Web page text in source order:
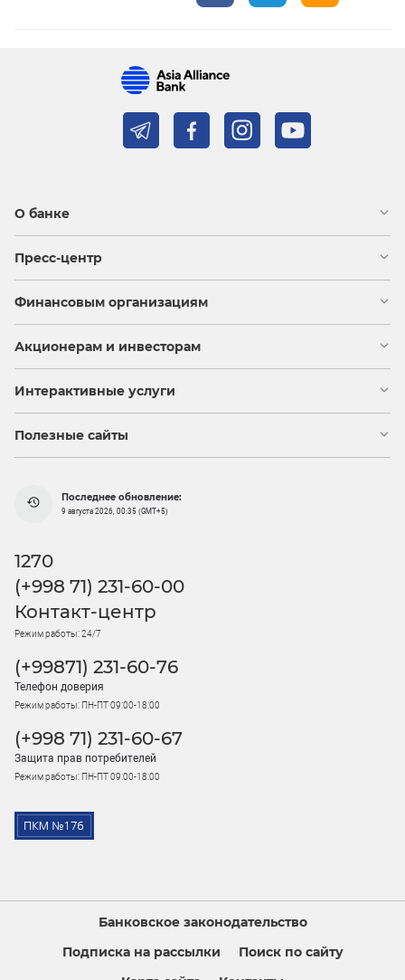
О банке
Пресс-центр
Финансовым организациям
Акционерам и инвесторам
Интерактивные услуги
Полезные сайты
Последнее обновление:
9 августа 2026, 00:35 (GMT+5)
1270
(+998 71) 231-60-00
Контакт-центр
Режим работы: 24/7
(+99871) 231-60-76
Телефон доверия
Режим работы: ПН-ПТ 09:00-18:00
(+998 71) 231-60-67
Защита прав потребителей
Режим работы: ПН-ПТ 09:00-18:00
Банковское законодательство
Подписка на рассылки
Поиск по сайту